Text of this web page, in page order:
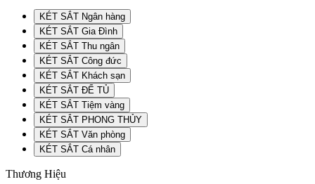
KÉT SẮT Ngân hàng
KÉT SẮT Gia Đình
KÉT SẮT Thu ngân
KÉT SẮT Công đức
KÉT SẮT Khách sạn
KÉT SẮT ĐỂ TỦ
KÉT SẮT Tiệm vàng
KÉT SẮT PHONG THỦY
KÉT SẮT Văn phòng
KÉT SẮT Cá nhân
Thương Hiệu